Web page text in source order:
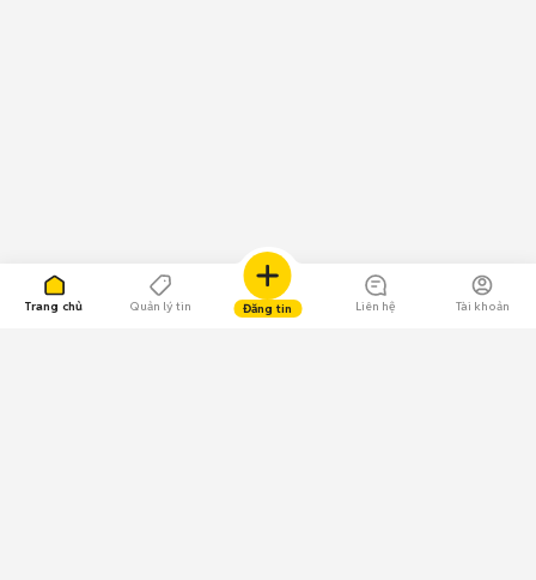
Trang chủ Quản lý tin Đăng tin Liên hệ Tài khoản